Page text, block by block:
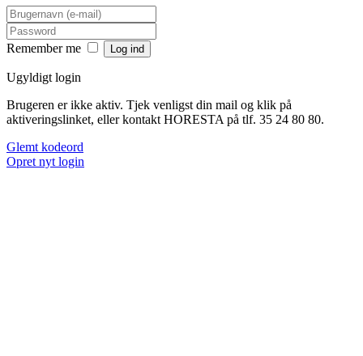
Remember me
Ugyldigt login
Brugeren er ikke aktiv. Tjek venligst din mail og klik på
aktiveringslinket, eller kontakt HORESTA på tlf. 35 24 80 80.
Glemt kodeord
Opret nyt login